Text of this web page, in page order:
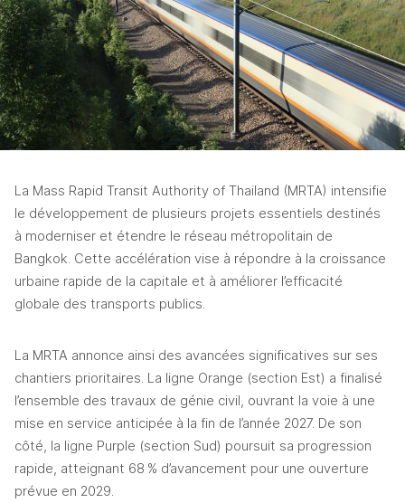
La Mass Rapid Transit Authority of Thailand (MRTA) intensifie
le développement de plusieurs projets essentiels destinés
à moderniser et étendre le réseau métropolitain de
Bangkok. Cette accélération vise à répondre à la croissance
urbaine rapide de la capitale et à améliorer l’efficacité
globale des transports publics.
La MRTA annonce ainsi des avancées significatives sur ses
chantiers prioritaires. La ligne Orange (section Est) a finalisé
l’ensemble des travaux de génie civil, ouvrant la voie à une
mise en service anticipée à la fin de l’année 2027. De son
côté, la ligne Purple (section Sud) poursuit sa progression
rapide, atteignant 68 % d’avancement pour une ouverture
prévue en 2029.